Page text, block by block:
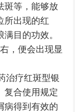
斑等，能够放
所出现的红
目的功效。
，便会出现显
治疗红斑型银
复合使用规定
病得到有效的